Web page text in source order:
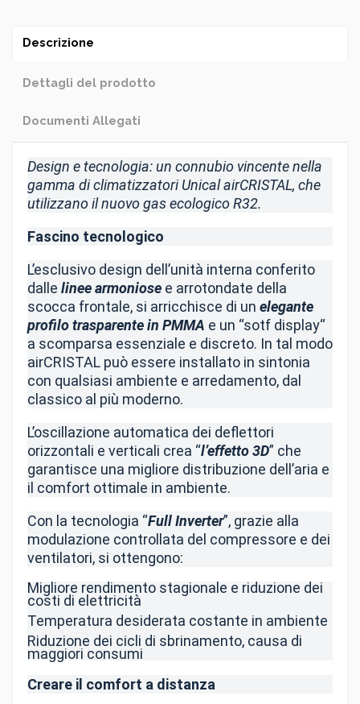
Descrizione
Dettagli del prodotto
Documenti Allegati
Design e tecnologia: un connubio vincente nella
gamma di climatizzatori Unical airCRISTAL, che
utilizzano il nuovo gas ecologico R32.
Fascino tecnologico
L’esclusivo design dell’unità interna conferito
dalle linee armoniose e arrotondate della
scocca frontale, si arricchisce di un elegante
profilo trasparente in PMMA e un “sotf display“
a scomparsa essenziale e discreto. In tal modo
airCRISTAL può essere installato in sintonia
con qualsiasi ambiente e arredamento, dal
classico al più moderno.
L’oscillazione automatica dei deflettori
orizzontali e verticali crea “l’effetto 3D” che
garantisce una migliore distribuzione dell’aria e
il comfort ottimale in ambiente.
Con la tecnologia “Full Inverter”, grazie alla
modulazione controllata del compressore e dei
ventilatori, si ottengono:
Migliore rendimento stagionale e riduzione dei
costi di elettricità
Temperatura desiderata costante in ambiente
Riduzione dei cicli di sbrinamento, causa di
maggiori consumi
Creare il comfort a distanza